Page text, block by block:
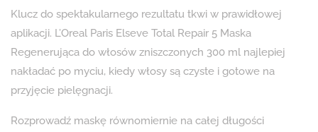
Klucz do spektakularnego rezultatu tkwi w prawidłowej
aplikacji. L’Oreal Paris Elseve Total Repair 5 Maska
Regenerująca do włosów zniszczonych 300 ml najlepiej
nakładać po myciu, kiedy włosy są czyste i gotowe na
przyjęcie pielęgnacji.
Rozprowadź maskę równomiernie na całej długości